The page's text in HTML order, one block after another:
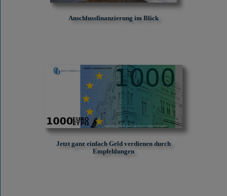
Anschlussfinanzierung im Blick
Jetzt ganz einfach Geld verdienen durch
Empfehlungen